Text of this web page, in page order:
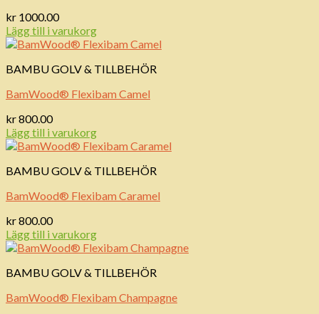
kr 1000.00
Lägg till i varukorg
BAMBU GOLV & TILLBEHÖR
BamWood® Flexibam Camel
kr800.00
Lägg till i varukorg
BAMBU GOLV & TILLBEHÖR
BamWood® Flexibam Caramel
kr800.00
Lägg till i varukorg
BAMBU GOLV & TILLBEHÖR
BamWood® Flexibam Champagne